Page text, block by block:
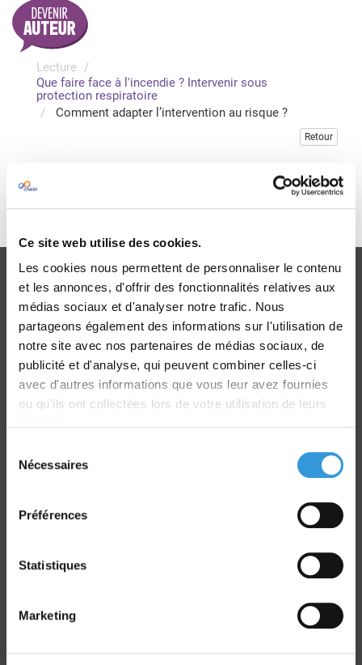
Ce site web utilise des cookies.
Les cookies nous permettent de personnaliser le contenu
et les annonces, d'offrir des fonctionnalités relatives aux
médias sociaux et d'analyser notre trafic. Nous
partageons également des informations sur l'utilisation de
notre site avec nos partenaires de médias sociaux, de
publicité et d'analyse, qui peuvent combiner celles-ci
avec d'autres informations que vous leur avez fournies
ou qu'ils ont collectées lors de votre utilisation de leurs
Nécessaires
Préférences
Statistiques
Marketing
Lecture
Que faire face à l'incendie ? Intervenir sous
protection respiratoire
Comment adapter l’intervention au risque ?
Retour
Veuillez vous connecter pour accéder à cette publication
Je me connecte
Livraison
dans le monde entier